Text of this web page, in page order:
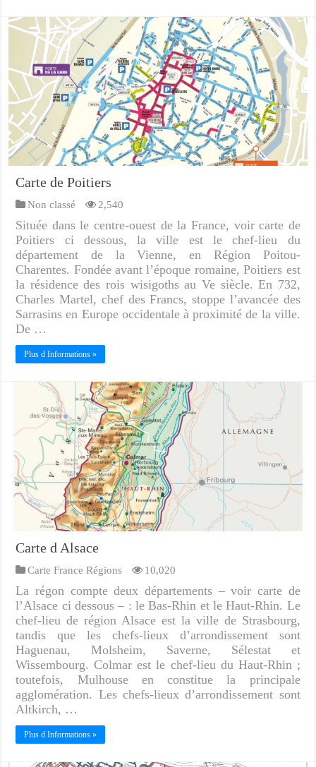
Carte de Poitiers
Non classé 2,540
Située dans le centre-ouest de la France, voir carte de
Poitiers ci dessous, la ville est le chef-lieu du
département de la Vienne, en Région Poitou-
Charentes. Fondée avant l’époque romaine, Poitiers est
la résidence des rois wisigoths au Ve siècle. En 732,
Charles Martel, chef des Francs, stoppe l’avancée des
Sarrasins en Europe occidentale à proximité de la ville.
De …
Plus d Informations »
Carte d Alsace
Carte France Régions 10,020
La régon compte deux départements – voir carte de
l’Alsace ci dessous – : le Bas-Rhin et le Haut-Rhin. Le
chef-lieu de région Alsace est la ville de Strasbourg,
tandis que les chefs-lieux d’arrondissement sont
Haguenau, Molsheim, Saverne, Sélestat et
Wissembourg. Colmar est le chef-lieu du Haut-Rhin ;
toutefois, Mulhouse en constitue la principale
agglomération. Les chefs-lieux d’arrondissement sont
Altkirch, …
Plus d Informations »